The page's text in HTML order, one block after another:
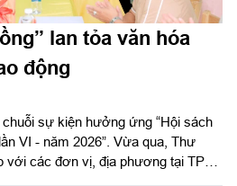
lan tỏa văn hóa
động
sự kiện hưởng ứng “Hội sách
VI - năm 2026”. Vừa qua, Thư
với các đơn vị, địa phương tại TP